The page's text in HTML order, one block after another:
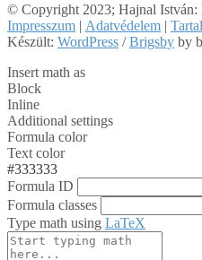
© Copyright 2023; Hajnal István:
Impresszum | Adatvédelem |
Készült: WordPress /Brigsby by
Insert math as
Block
Inline
Additional settings
Formula color
Text color
#333333
Formula ID
Formula classes
Type math using LaTeX